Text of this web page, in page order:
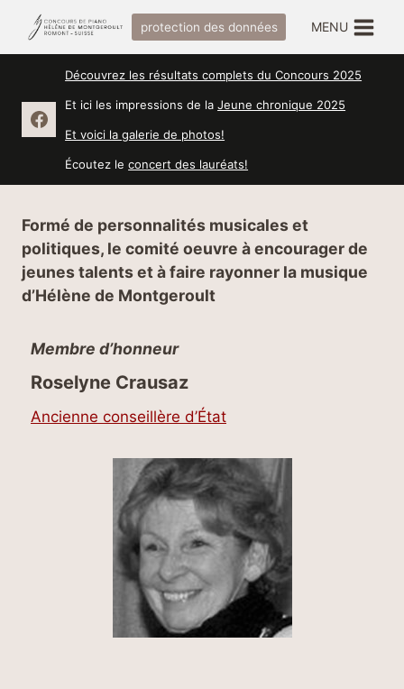
contenuto
protection des données MENU
Découvrez les résultats complets du Concours 2025
Et ici les impressions de laJeune chronique 2025
Et voici la galerie de photos!
Écoutez leconcert des lauréats!
Formé de personnalités musicales et
politiques, le comité oeuvre à encourager de
jeunes talents et à faire rayonner la musique
d’Hélène de Montgeroult
Membre d’honneur
Roselyne Crausaz
Ancienne conseillère d’État